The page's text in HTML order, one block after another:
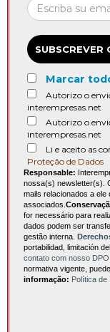
SUBSCREVER
Marcar
Autorizo o
interempresas.net
Autorizo o
interempresas.net
Li e aceito as
Proteção de Dados
Responsable:
nossa(s) newsletter(s).
mails relacionados a
associados.
for necessário para
dados podem ser
gestão interna.
portabilidad, limitación
contato com nosso DPO
normativa vigente,
informação: Política de